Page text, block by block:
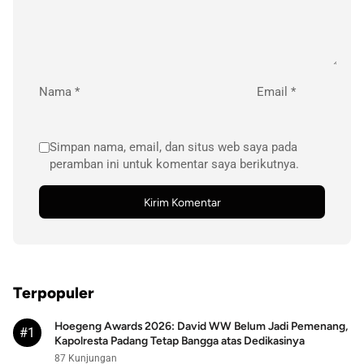
Nama * Email *
Simpan nama, email, dan situs web saya pada
peramban ini untuk komentar saya berikutnya.
Terpopuler
#1
Hoegeng Awards 2026: David WW Belum Jadi Pemenang,
Kapolresta Padang Tetap Bangga atas Dedikasinya
87 Kunjungan